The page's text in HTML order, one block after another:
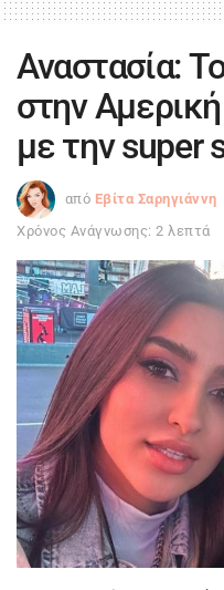
Αναστασία:
στην
με την super
από Εβίτα Σαρηγιάννη
Χρόνος Ανάγνωσης: 2 λεπτά